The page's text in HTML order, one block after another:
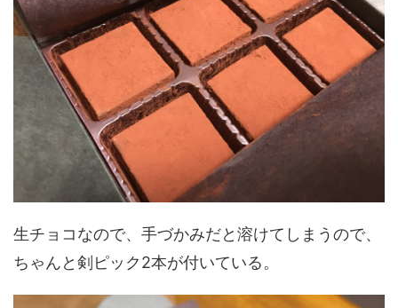
生チョコなので、手づかみだと溶けてしまうので、
ちゃんと剣ピック2本が付いている。